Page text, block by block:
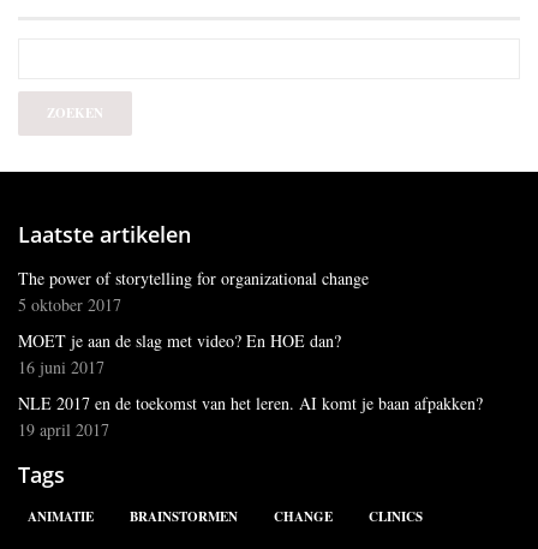
Laatste artikelen
The power of storytelling for organizational change
5 oktober 2017
MOET je aan de slag met video? En HOE dan?
16 juni 2017
NLE 2017 en de toekomst van het leren. AI komt je baan afpakken?
19 april 2017
Tags
ANIMATIE BRAINSTORMEN CHANGE CLINICS